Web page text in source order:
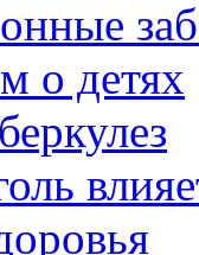
о детях